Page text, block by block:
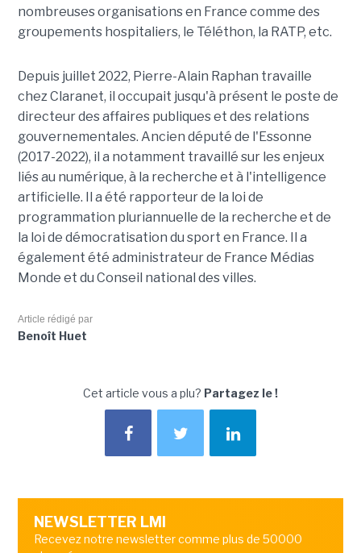
nombreuses organisations en France comme des
groupements hospitaliers, le Téléthon, la RATP, etc.
Depuis juillet 2022, Pierre-Alain Raphan travaille
chez Claranet, il occupait jusqu'à présent le poste de
directeur des affaires publiques et des relations
gouvernementales. Ancien député de l'Essonne
(2017-2022), il a notamment travaillé sur les enjeux
liés au numérique, à la recherche et à l'intelligence
artificielle. Il a été rapporteur de la loi de
programmation pluriannuelle de la recherche et de
la loi de démocratisation du sport en France. Il a
également été administrateur de France Médias
Monde et du Conseil national des villes.
Article rédigé par
Benoît Huet
Cet article vous a plu? Partagez le !
NEWSLETTER LMI
Recevez notre newsletter comme plus de 50000